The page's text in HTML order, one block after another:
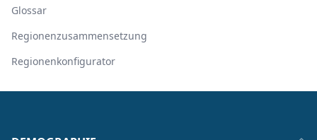
Glossar
Regionenzusammensetzung
Regionenkonfigurator